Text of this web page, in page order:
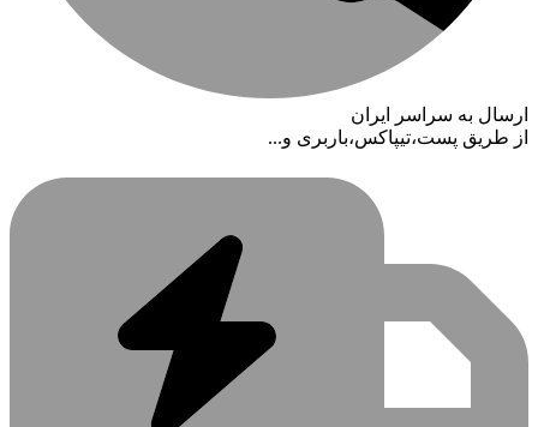
ارسال به سراسر ایران
از طریق پست،تیپاکس،باربری و...